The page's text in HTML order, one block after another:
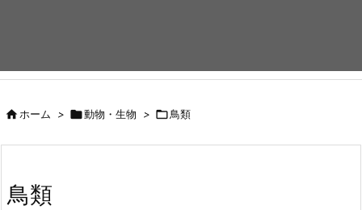
ホーム > 動物・生物 > 鳥類
鳥類